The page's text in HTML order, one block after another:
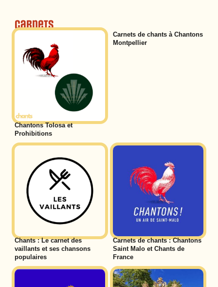
Carnets
Chantons Tolosa et
Prohibitions
Carnets de chants à Chantons
Montpellier
Chants : Le carnet des
vaillants et ses chansons
populaires
Carnets de chants : Chantons
Saint Malo et Chants de
France